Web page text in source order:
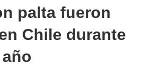
enter:
palta fueron
Chile durante